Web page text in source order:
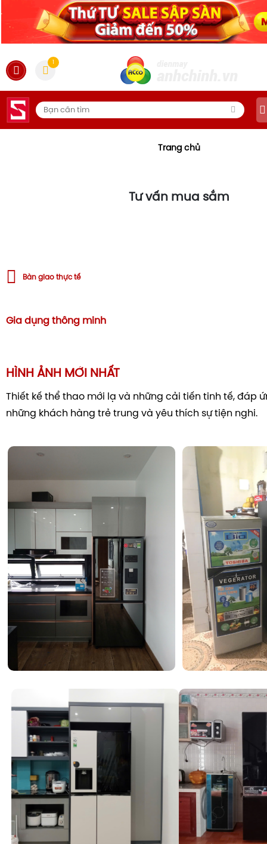
Trang chủ
Tư vấn mua sắm
Bàn giao thực tế
Gia dụng thông minh
HÌNH ẢNH MỚI NHẤT
Thiết kế thể thao mới lạ và những cải tiến tinh tế, đáp
những khách hàng trẻ trung và yêu thích sự tiện nghi.